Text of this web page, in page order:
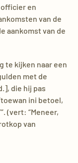
officier en
van de
aankomst van de
te kijken naar een
met de
die hij pas
ini betoel,
(vert: “Meneer,
van